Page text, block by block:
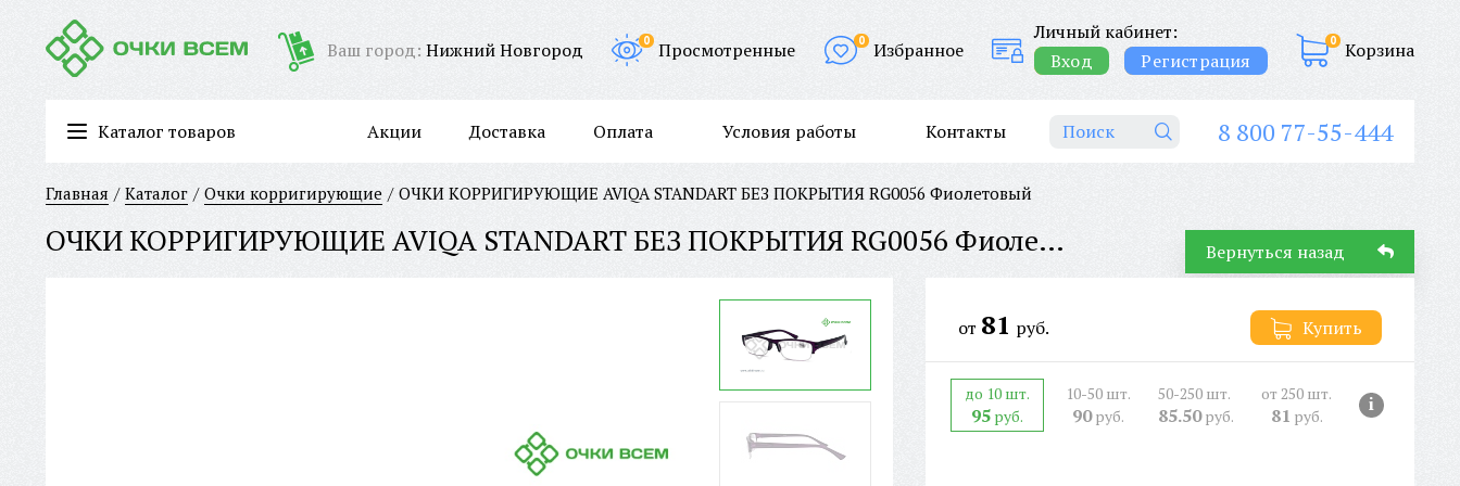
Ваш город:Нижний Новгород 0 Просмотренные 0 Избранное 0 Корзина
Личный кабинет:
Вход
Регистрация
Каталог товаров Акции Доставка Оплата Условия работы Контакты 8 800 77-55-444
Главная Каталог Очки корригирующие ОЧКИ КОРРИГИРУЮЩИЕ AVIQA STANDART БЕЗ ПОКРЫТИЯ RG0056 Фиолетовый
ОЧКИ КОРРИГИРУЮЩИЕ AVIQA STANDART БЕЗ ПОКРЫТИЯ RG0056 Фиолетовый Вернуться назад
от 81 руб. Купить
до 10 шт.
95руб.
10-50 шт.
90руб.
50-250 шт.
85.50руб.
от 250 шт.
81 руб.
i